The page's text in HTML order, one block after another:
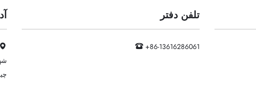
تلفن دفتر
+86-13616286061